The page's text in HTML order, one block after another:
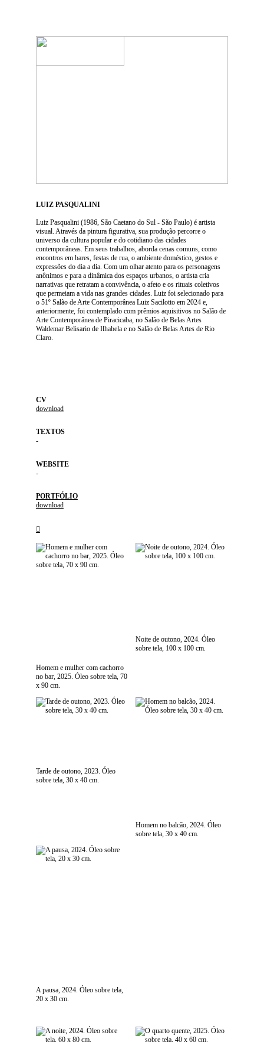
LUIZ PASQUALINI
Luiz Pasqualini (1986, São Caetano do Sul - São Paulo) é artista
visual. Através da pintura figurativa, sua produção percorre o
universo da cultura popular e do cotidiano das cidades
contemporâneas. Em seus trabalhos, aborda cenas comuns, como
encontros em bares, festas de rua, o ambiente doméstico, gestos e
expressões do dia a dia. Com um olhar atento para os personagens
anônimos e para a dinâmica dos espaços urbanos, o artista cria
narrativas que retratam a convivência, o afeto e os rituais coletivos
que permeiam a vida nas grandes cidades. Luiz foi selecionado para
o 51º Salão de Arte Contemporânea Luiz Sacilotto em 2024 e,
anteriormente, foi contemplado com prêmios aquisitivos no Salão de
Arte Contemporânea de Piracicaba, no Salão de Belas Artes
Waldemar Belisario de Ilhabela e no Salão de Belas Artes de Rio
Claro.
CV
download
TEXTOS
-
WEBSITE
-
PORTFÓLIO
download
︎
Homem e mulher com cachorro
no bar, 2025. Óleo sobre tela, 70
x 90 cm.
Noite de outono, 2024. Óleo
sobre tela, 100 x 100 cm.
Tarde de outono, 2023. Óleo
sobre tela, 30 x 40 cm.
Homem no balcão, 2024. Óleo
sobre tela, 30 x 40 cm.
A pausa, 2024. Óleo sobre tela,
20 x 30 cm.